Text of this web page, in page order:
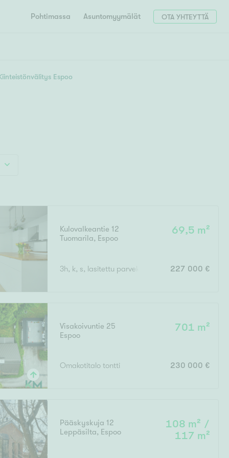
Pohtimassa Asuntomyymälät
Ylivieska Ylöjärvi
OTA YHTEYTTÄ
Kokonaispinta-ala
Espoo
Kulovalkeantie 12
Tuomarila, Espoo
69,5 m²
3h, k, s, lasitettu parveke 227 000 €
Visakoivuntie 25
Espoo
701 m²
Omakotitalo tontti 230 000 €
Pääskyskuja 12
Leppäsilta, Espoo
108 m² /
117 m²